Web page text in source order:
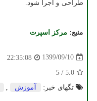
طراحی و اجرا شود.
منبع: مركز اسپرت
1399/09/10
22:35:08
5.0
/
5
تگهای خبر:
آموزش